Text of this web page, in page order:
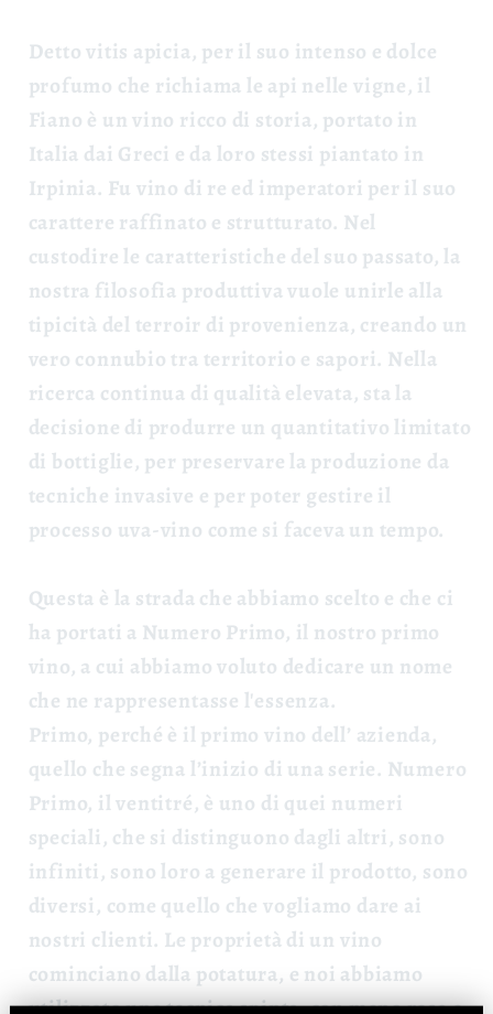
Detto vitis apicia, per il suo intenso e dolce
profumo che richiama le api nelle vigne, il
Fiano è un vino ricco di storia, portato in
Italia dai Greci e da loro stessi piantato in
Irpinia. Fu vino di re ed imperatori per il suo
carattere raffinato e strutturato. Nel
custodire le caratteristiche del suo passato, la
nostra filosofia produttiva vuole unirle alla
tipicità del terroir di provenienza, creando un
vero connubio tra territorio e sapori. Nella
ricerca continua di qualità elevata, sta la
decisione di produrre un quantitativo limitato
di bottiglie, per preservare la produzione da
tecniche invasive e per poter gestire il
processo uva-vino come si faceva un tempo.
Questa è la strada che abbiamo scelto e che ci
ha portati a Numero Primo, il nostro primo
vino, a cui abbiamo voluto dedicare un nome
che ne rappresentasse l'essenza.
Primo, perché è il primo vino dell’ azienda,
quello che segna l’inizio di una serie. Numero
Primo, il ventitré, è uno di quei numeri
speciali, che si distinguono dagli altri, sono
infiniti, sono loro a generare il prodotto, sono
diversi, come quello che vogliamo dare ai
nostri clienti. Le proprietà di un vino
cominciano dalla potatura, e noi abbiamo
utilizzato una tecnica spinta, con meno resa e